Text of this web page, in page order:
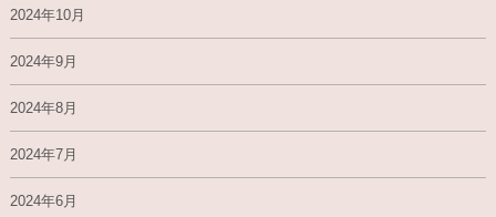
2024年10月
2024年9月
2024年8月
2024年7月
2024年6月